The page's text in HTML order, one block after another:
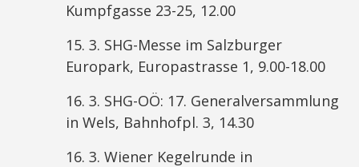
Kumpfgasse 23-25, 12.00
15. 3. SHG-Messe im Salzburger
Europark, Europastrasse 1, 9.00-18.00
16. 3. SHG-OÖ: 17. Generalversammlung
in Wels, Bahnhofpl. 3, 14.30
16. 3. Wiener Kegelrunde in